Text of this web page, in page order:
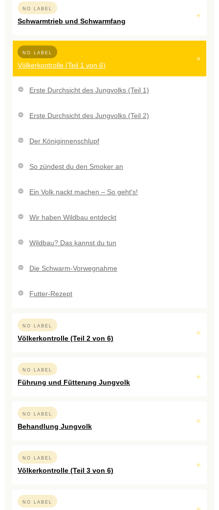
NO LABEL
Schwarmtrieb und Schwarmfang
NO LABEL
Völkerkontrolle (Teil 1 von 6)
Erste Durchsicht des Jungvolks (Teil 1)
Erste Durchsicht des Jungvolks (Teil 2)
Der Königinnenschlupf
So zündest du den Smoker an
Ein Volk nackt machen – So geht's!
Wir haben Wildbau entdeckt
Wildbau? Das kannst du tun
Die Schwarm-Vorwegnahme
Futter-Rezept
NO LABEL
Völkerkontrolle (Teil 2 von 6)
NO LABEL
Führung und Fütterung Jungvolk
NO LABEL
Behandlung Jungvolk
NO LABEL
Völkerkontrolle (Teil 3 von 6)
NO LABEL